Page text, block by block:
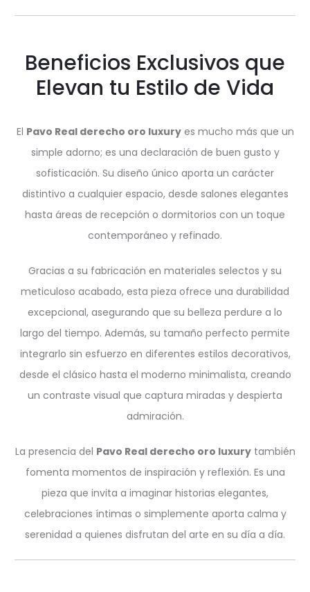
Beneficios Exclusivos que
Elevan tu Estilo de Vida
El Pavo Real derecho oro luxuryes mucho más que un
simple adorno; es una declaración de buen gusto y
sofisticación. Su diseño único aporta un carácter
distintivo a cualquier espacio, desde salones elegantes
hasta áreas de recepción o dormitorios con un toque
contemporáneo y refinado.
Gracias a su fabricación en materiales selectos y su
meticuloso acabado, esta pieza ofrece una durabilidad
excepcional, asegurando que su belleza perdure a lo
largo del tiempo. Además, su tamaño perfecto permite
integrarlo sin esfuerzo en diferentes estilos decorativos,
desde el clásico hasta el moderno minimalista, creando
un contraste visual que captura miradas y despierta
admiración.
La presencia del Pavo Real derecho oro luxurytambién
fomenta momentos de inspiración y reflexión. Es una
pieza que invita a imaginar historias elegantes,
celebraciones íntimas o simplemente aporta calma y
serenidad a quienes disfrutan del arte en su día a día.